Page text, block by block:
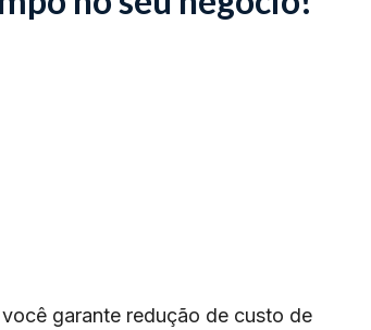
garante redução de custo de